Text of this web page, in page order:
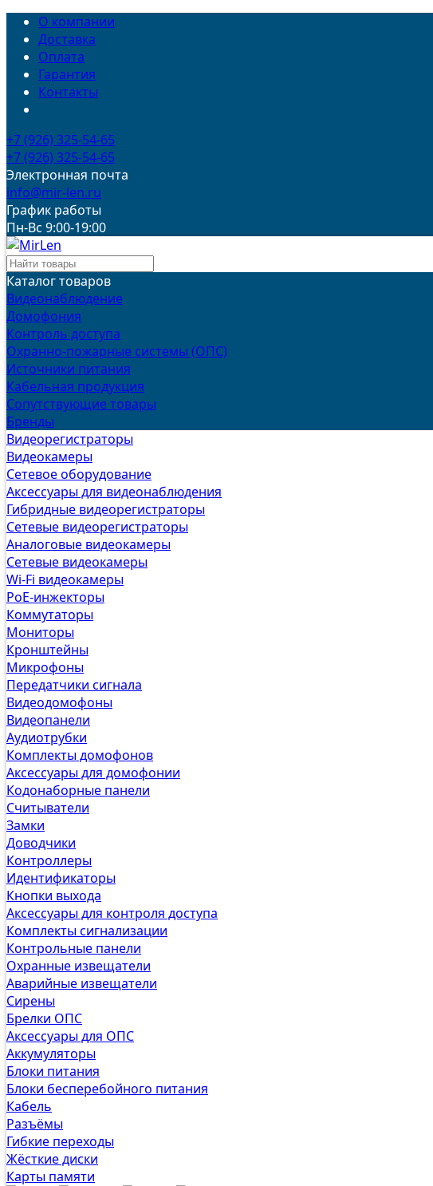
О компании
Доставка
Оплата
Гарантия
Контакты
+7 (926) 325-54-65
+7 (926) 325-54-65
Электронная почта
info@mir-len.ru
График работы
Пн-Вс 9:00-19:00
Каталог товаров
Видеонаблюдение
Домофония
Контроль доступа
Охранно-пожарные системы (ОПС)
Источники питания
Кабельная продукция
Сопутствующие товары
Бренды
Видеорегистраторы
Видеокамеры
Сетевое оборудование
Аксессуары для видеонаблюдения
Гибридные видеорегистраторы
Сетевые видеорегистраторы
Аналоговые видеокамеры
Сетевые видеокамеры
Wi-Fi видеокамеры
PoE-инжекторы
Коммутаторы
Мониторы
Кронштейны
Микрофоны
Передатчики сигнала
Видеодомофоны
Видеопанели
Аудиотрубки
Комплекты домофонов
Аксессуары для домофонии
Кодонаборные панели
Считыватели
Замки
Доводчики
Контроллеры
Идентификаторы
Кнопки выхода
Аксессуары для контроля доступа
Комплекты сигнализации
Контрольные панели
Охранные извещатели
Аварийные извещатели
Сирены
Брелки ОПС
Аксессуары для ОПС
Аккумуляторы
Блоки питания
Блоки бесперебойного питания
Кабель
Разъёмы
Гибкие переходы
Жёсткие диски
Карты памяти